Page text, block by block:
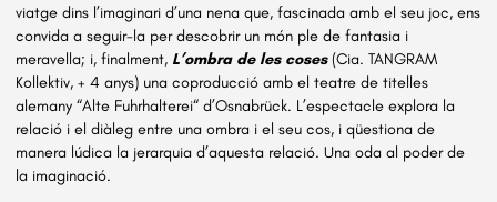
viatge dins l’imaginari d’una nena que, fascinada amb el seu joc, ens
convida a seguir-la per descobrir un món ple de fantasia i
meravella; i, finalment, L’ombra de les coses(Cia. TANGRAM
Kollektiv, + 4 anys) una coproducció amb el teatre de titelles
alemany “Alte Fuhrhalterei“ d’Osnabrück. L’espectacle explora la
relació i el diàleg entre una ombra i el seu cos, i qüestiona de
manera lúdica la jerarquia d’aquesta relació. Una oda al poder de
la imaginació.